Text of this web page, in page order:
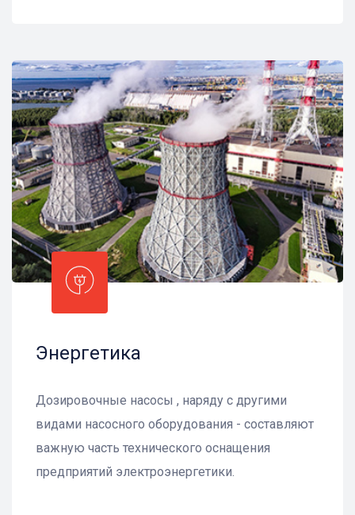
Энергетика
Дозировочные насосы , наряду с другими
видами насосного оборудования - составляют
важную часть технического оснащения
предприятий электроэнергетики.